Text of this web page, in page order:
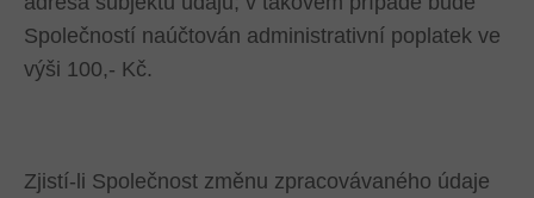
Společností naúčtován administrativní poplatek ve
výši 100,- Kč.
Zjistí-li Společnost změnu zpracovávaného údaje